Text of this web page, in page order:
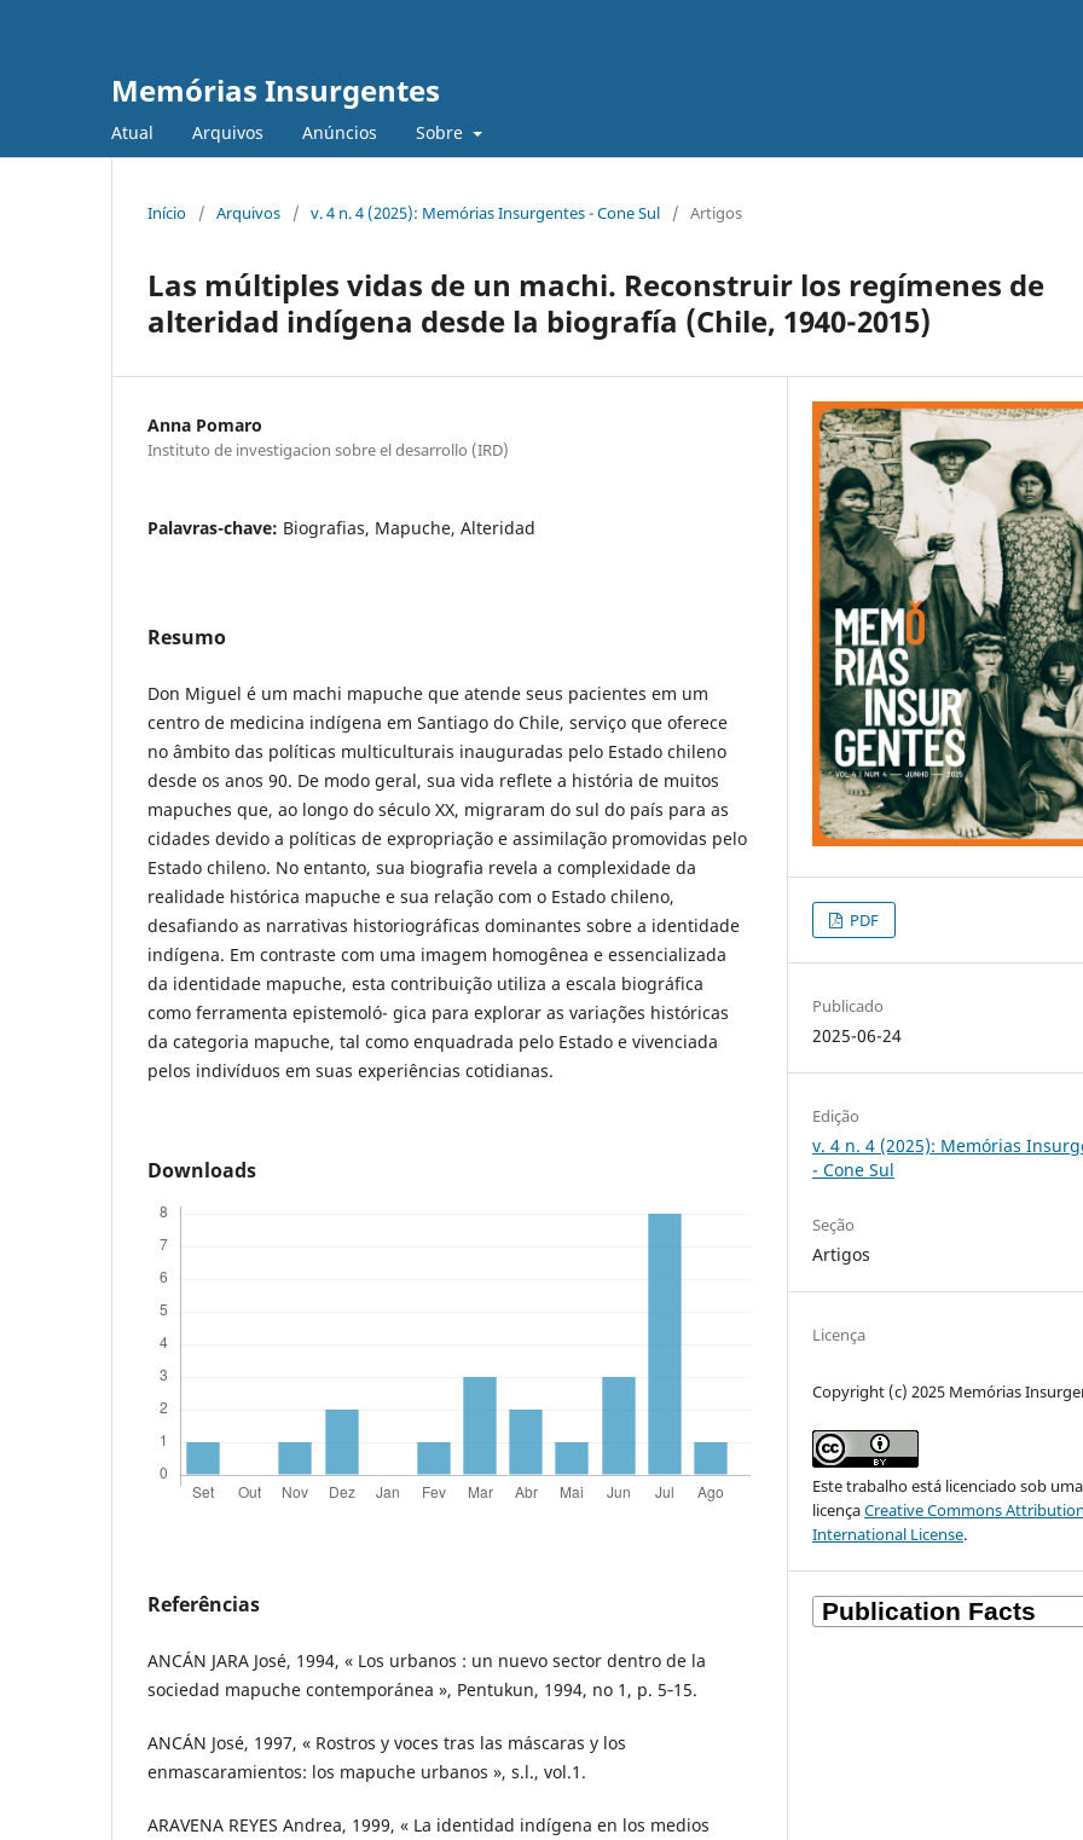
Memórias Insurgentes
Atual Arquivos Anúncios Sobre
Início / Arquivos / v. 4 n. 4 (2025): Memórias Insurgentes - Cone Sul / Artigos
Las múltiples vidas de un machi. Reconstruir los regímenes de
alteridad indígena desde la biografía (Chile, 1940-2015)
Anna Pomaro
Instituto de investigacion sobre el desarrollo (IRD)
Palavras-chave: Biografias, Mapuche, Alteridad
Resumo
Don Miguel é um machi mapuche que atende seus pacientes em um
centro de medicina indígena em Santiago do Chile, serviço que oferece
no âmbito das políticas multiculturais inauguradas pelo Estado chileno
desde os anos 90. De modo geral, sua vida reflete a história de muitos
mapuches que, ao longo do século XX, migraram do sul do país para as
cidades devido a políticas de expropriação e assimilação promovidas pelo
Estado chileno. No entanto, sua biografia revela a complexidade da
realidade histórica mapuche e sua relação com o Estado chileno,
desafiando as narrativas historiográficas dominantes sobre a identidade
indígena. Em contraste com uma imagem homogênea e essencializada
da identidade mapuche, esta contribuição utiliza a escala biográfica
como ferramenta epistemoló- gica para explorar as variações históricas
da categoria mapuche, tal como enquadrada pelo Estado e vivenciada
pelos indivíduos em suas experiências cotidianas.
Downloads
Referências
ANCÁN JARA José, 1994, « Los urbanos : un nuevo sector dentro de la
sociedad mapuche contemporánea », Pentukun, 1994, no 1, p. 5‑15.
ANCÁN José, 1997, « Rostros y voces tras las máscaras y los
enmascaramientos: los mapuche urbanos », s.l., vol.1.
ARAVENA REYES Andrea, 1999, « La identidad indígena en los medios
PDF
Publicado
2025-06-24
Edição
v. 4 n. 4 (2025): Memórias
- Cone Sul
Seção
Artigos
Licença
Copyright (c) 2025 Memórias
Este trabalho está licenciado sob uma
licençaCreative Commons
International License.